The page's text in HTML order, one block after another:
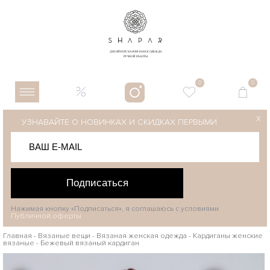
0 0
УЗНАВАЙТЕ О НОВИНКАХ И СКИДКАХ ПЕРВЫМИ
Подписаться
X
Нажимая кнопку «Подписаться», я соглашаюсь с условиями
Публичной оферты
Главная - Вязаные вещи - Вязаная женская одежда - Кардиганы женские
вязаные - Бежевый вязаный кардиган